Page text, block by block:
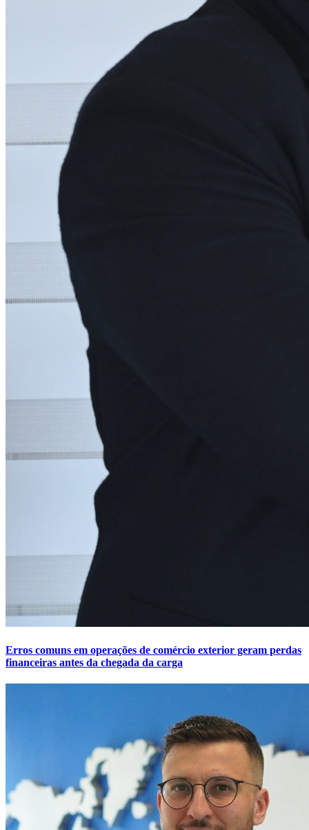
Erros comuns em operações de comércio exterior geram perdas
financeiras antes da chegada da carga